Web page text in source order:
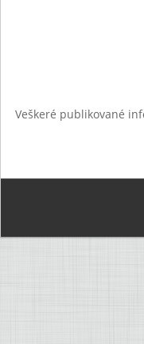
Veškeré publikované